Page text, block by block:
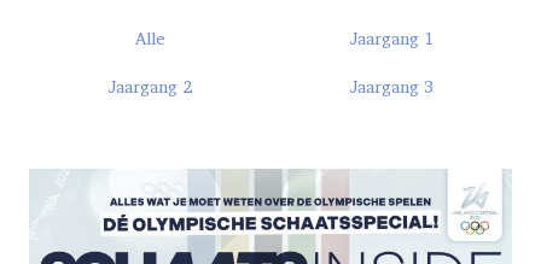
Alle Jaargang 1
Jaargang 2 Jaargang 3